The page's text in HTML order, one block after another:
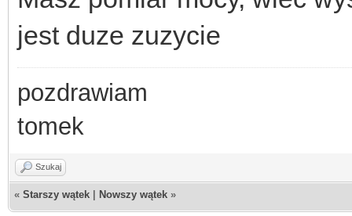
jest duze zuzycie
pozdrawiam
tomek
Szukaj
« Starszy wątek Nowszy wątek »